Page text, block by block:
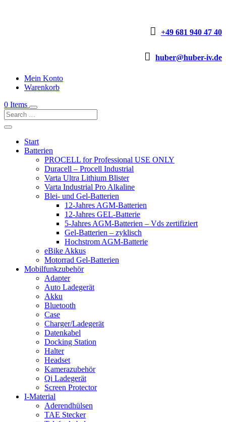
 +49 681 940 47 40
 huber@huber-iv.de
Mein Konto
Warenkorb
0 Items
Start
Batterien
PROCELL for Professional USE ONLY
Duracell – Procell Industrial
Varta Ultra Lithium Blister
Varta Industrial Pro Alkaline
Blei- und Gel-Batterien
12-Jahres AGM-Batterien
12-Jahres GEL-Batterie
5-Jahres AGM-Batterien – Vds zertifiziert
Gel-Batterien – zyklisch
Hochstrom AGM-Batterie
eBike Akkus
Motorrad Gel-Batterien
Mobilfunkzubehör
Adapter
Auto Ladegerät
Akku
Bluetooth
Case
Charger/Ladegerät
Datenkabel
Docking Station
Halter
Headset
Kamerazubehör
Qi Ladegerät
Screen Protector
I-Material
Aderendhülsen
TAE Stecker